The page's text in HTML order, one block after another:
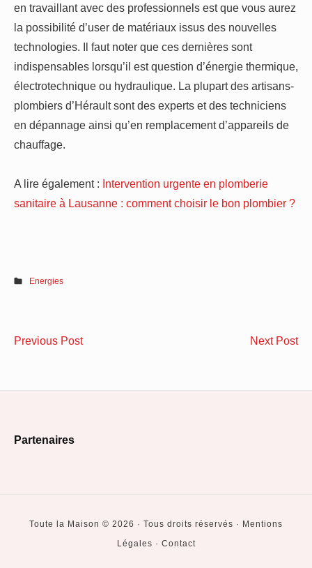
en travaillant avec des professionnels est que vous aurez
la possibilité d’user de matériaux issus des nouvelles
technologies. Il faut noter que ces dernières sont
indispensables lorsqu’il est question d’énergie thermique,
électrotechnique ou hydraulique. La plupart des artisans-
plombiers d’Hérault sont des experts et des techniciens
en dépannage ainsi qu’en remplacement d’appareils de
chauffage.
A lire également : Intervention urgente en plomberie
sanitaire à Lausanne : comment choisir le bon plombier ?
Energies
Navigation
Previous PostPourquoi
Next Post
Partenaires
Toute la Maison © 2026 · Tous droits réservés · Mentions
Légales · Contact